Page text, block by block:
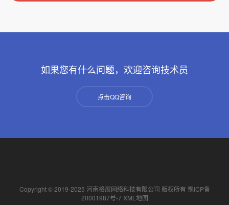
如果您有什么问题，欢迎咨询技术员
点击QQ咨询
Copyright © 2019-2025 河南格展网络科技有限公司 版权所有 豫ICP备
20001987号-7 XML地图